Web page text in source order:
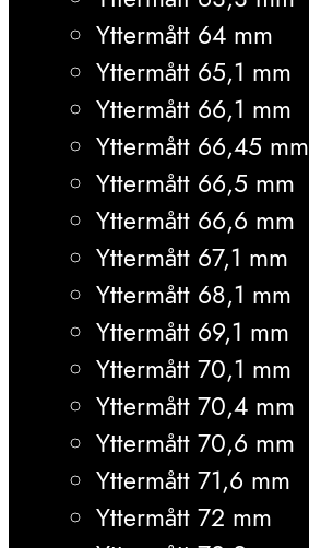
Yttermått 64 mm
Yttermått 65,1 mm
Yttermått 66,1 mm
Yttermått 66,45 mm
Yttermått 66,5 mm
Yttermått 66,6 mm
Yttermått 67,1 mm
Yttermått 68,1 mm
Yttermått 69,1 mm
Yttermått 70,1 mm
Yttermått 70,4 mm
Yttermått 70,6 mm
Yttermått 71,6 mm
Yttermått 72 mm